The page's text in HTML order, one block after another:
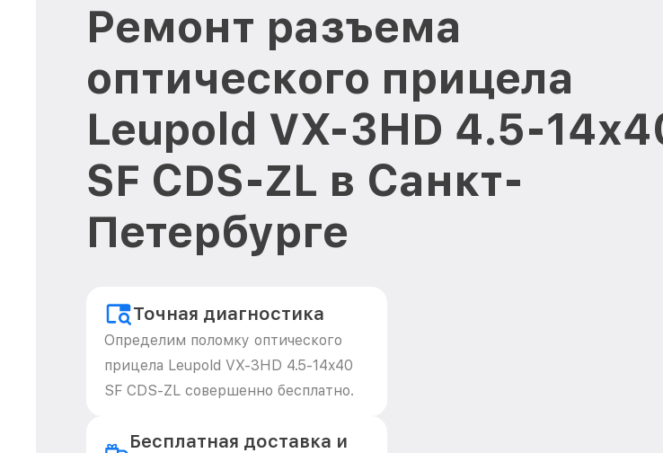
Ремонт разъема
оптического прицела
Leupold VX-3HD 4.5-
SF CDS-ZL в Санкт-
Петербурге
Точная диагностика
Определим поломку оптического
прицела Leupold VX-3HD 4.5-14x40
SF CDS-ZL совершенно бесплатно.
Бесплатная доставка и